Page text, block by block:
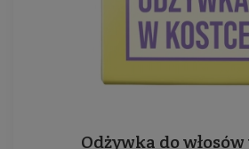
Odżywka do